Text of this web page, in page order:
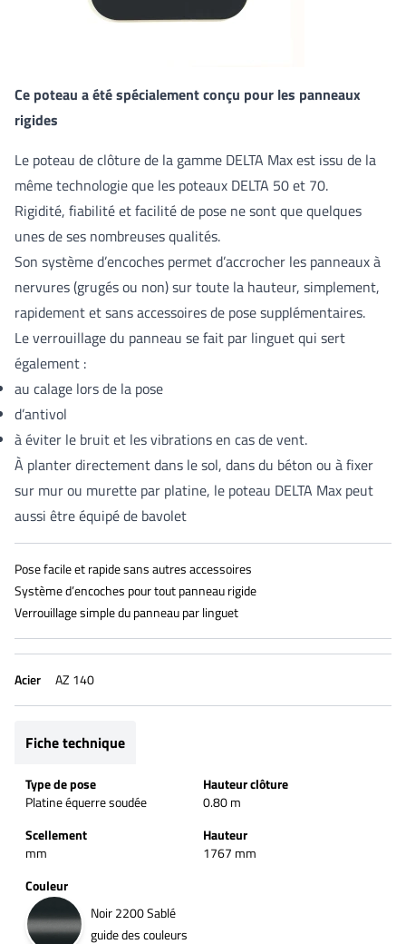
Ce poteau a été spécialement conçu pour les panneaux
rigides
Le poteau de clôture de la gamme DELTA Max est issu de la
même technologie que les poteaux DELTA 50 et 70.
Rigidité, fiabilité et facilité de pose ne sont que quelques
unes de ses nombreuses qualités.
Son système d’encoches permet d’accrocher les panneaux à
nervures (grugés ou non) sur toute la hauteur, simplement,
rapidement et sans accessoires de pose supplémentaires.
Le verrouillage du panneau se fait par linguet qui sert
également :
au calage lors de la pose
d’antivol
à éviter le bruit et les vibrations en cas de vent.
À planter directement dans le sol, dans du béton ou à fixer
sur mur ou murette par platine, le poteau DELTA Max peut
aussi être équipé de bavolet
Pose facile et rapide sans autres accessoires
Système d’encoches pour tout panneau rigide
Verrouillage simple du panneau par linguet
Acier AZ 140
Fiche technique
Type de pose
Platine équerre soudée
Hauteur clôture
0.80 m
Scellement
mm
Hauteur
1767 mm
Couleur
Noir 2200 Sablé
guide des couleurs